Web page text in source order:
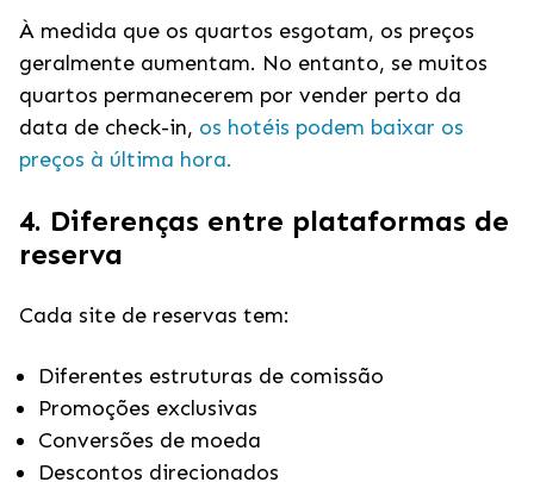
À medida que os quartos esgotam, os preços
geralmente aumentam. No entanto, se muitos
quartos permanecerem por vender perto da
data de check-in, os hotéis podem baixar os
preços à última hora.
4. Diferenças entre plataformas de
reserva
Cada site de reservas tem:
Diferentes estruturas de comissão
Promoções exclusivas
Conversões de moeda
Descontos direcionados